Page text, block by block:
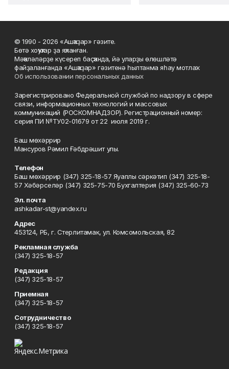
© 1990 - 2026 «Ашҡаҙар» гәзите.
Бөтә хоҡуҡтар ҙа яҡланған.
Мәҡәләләрҙе күсереп баҫҡанда, йә уларҙы өлөшләтә
файҙаланғанда «Ашҡаҙар» гәзитенә һылтанма яһау мотлаҡ.
Об использовании персональных данных
Зарегистрировано Федеральной службой по надзору в сфере
связи, информационных технологий и массовых
коммуникаций (РОСКОМНАДЗОР). Регистрационный номер:
серия ПИ №ТУ02-01679 от 22 июля 2019 г.
Баш мөхәррир
Мансуров Рәмил Ғәбдрәшит улы.
Телефон
Баш мөхәррир (347) 325-18-57 Яуаплы сәркәтип (347) 325-18-
57 Хәбәрселәр (347) 325-75-70 Бухгалтерия (347) 325-60-73
Эл. почта
ashkadar-st@yandex.ru
Адрес
453124, РБ, г. Стерлитамак, ул. Комсомольская, 82
Рекламная служба
(347) 325-18-57
Редакция
(347) 325-18-57
Приемная
(347) 325-18-57
Сотрудничество
(347) 325-18-57